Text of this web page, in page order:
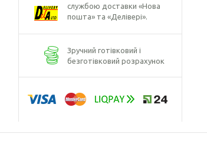
Борошно розторопші
Борошно гарбузове
службою доставки «Нова
пошта» та «Делівері».
Зручний готівковий і
безготівковий розрахунок